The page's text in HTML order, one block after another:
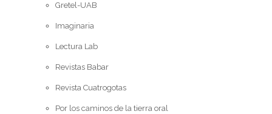
Gretel-UAB
Imaginaria
Lectura Lab
Revistas Babar
Revista Cuatrogotas
Por los caminos de la tierra oral